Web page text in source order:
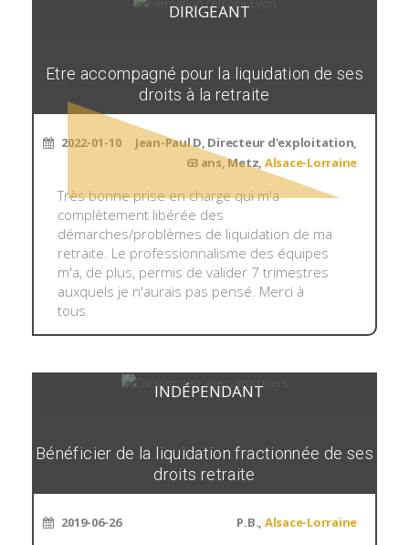
DIRIGEANT
Etre accompagné pour la liquidation de ses
droits à la retraite
2022-01-10
Jean-Paul D, Directeur d'exploitation,
63 ans, Metz, Alsace-Lorraine
Très bonne prise en charge qui m'a
complètement libérée des
démarches/problèmes de liquidation de ma
retraite. Le professionnalisme des équipes
m'a, de plus, permis de valider 7 trimestres
auxquels je n'aurais pas pensé. Merci à
tous.
INDÉPENDANT
Bénéficier de la liquidation fractionnée de ses
droits retraite
2019-06-26 P.B., Alsace-Lorraine